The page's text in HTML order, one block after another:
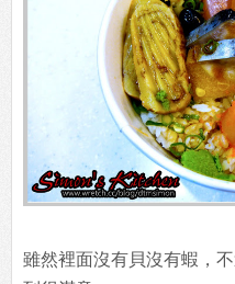
雖然裡面沒有貝沒有蝦，